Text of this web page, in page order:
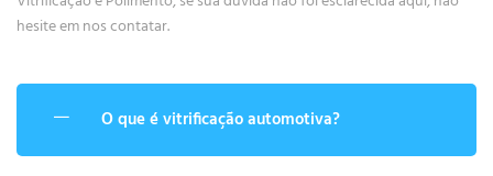
hesite em nos contatar.
O que é vitrificação automotiva?